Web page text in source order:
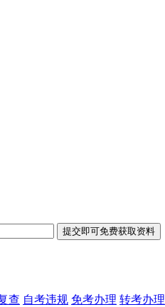
查 自考违规 免考办理 转考办理